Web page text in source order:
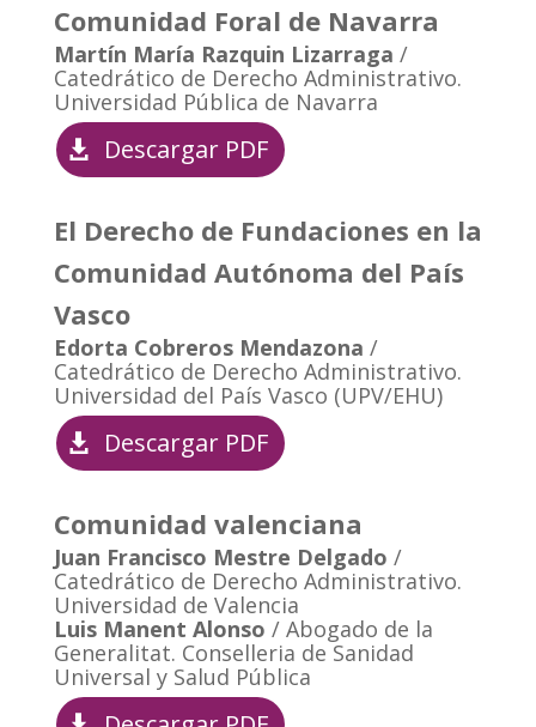
Comunidad Foral de Navarra
Martín María Razquin Lizarraga /
Catedrático de Derecho Administrativo.
Universidad Pública de Navarra
Descargar PDF
El Derecho de Fundaciones en la
Comunidad Autónoma del País
Vasco
Edorta Cobreros Mendazona /
Catedrático de Derecho Administrativo.
Universidad del País Vasco (UPV/EHU)
Descargar PDF
Comunidad valenciana
Juan Francisco Mestre Delgado /
Catedrático de Derecho Administrativo.
Universidad de Valencia
Luis Manent Alonso / Abogado de la
Generalitat. Conselleria de Sanidad
Universal y Salud Pública